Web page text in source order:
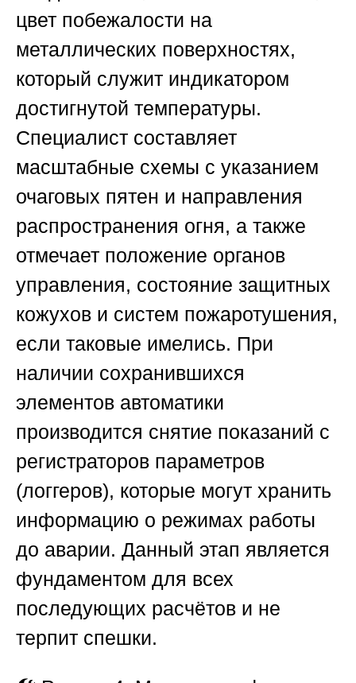
цвет побежалости на
металлических поверхностях,
который служит индикатором
достигнутой температуры.
Специалист составляет
масштабные схемы с указанием
очаговых пятен и направления
распространения огня, а также
отмечает положение органов
управления, состояние защитных
кожухов и систем пожаротушения,
если таковые имелись. При
наличии сохранившихся
элементов автоматики
производится снятие показаний с
регистраторов параметров
(логгеров), которые могут хранить
информацию о режимах работы
до аварии. Данный этап является
фундаментом для всех
последующих расчётов и не
терпит спешки.